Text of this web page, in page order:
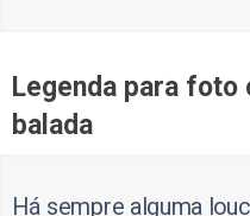
Legenda para foto
balada
Há sempre alguma